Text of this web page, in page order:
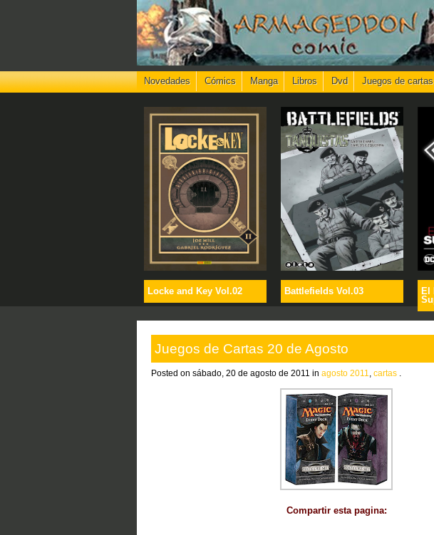
Novedades Cómics Manga Libros Dvd Juegos de cartas
Locke and Key Vol.02 Battlefields Vol.03
El
Juegos de Cartas 20 de Agosto
Posted on sábado, 20 de agosto de 2011 in agosto 2011 cartas
Compartir esta pagina: